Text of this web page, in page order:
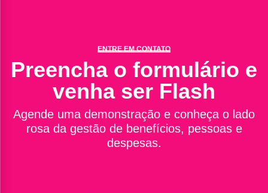
ENTRE EM CONTATO
Preencha o formulário e
venha ser Flash
Agende uma demonstração e conheça o lado
rosa da gestão de benefícios, pessoas e
despesas.